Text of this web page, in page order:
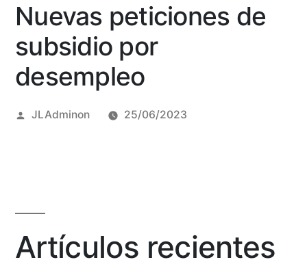
Nuevas peticiones de
subsidio por
desempleo
Posted
JLAdminon 25/06/2023
Artículos recientes